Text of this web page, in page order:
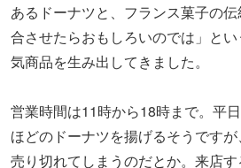
あるドーナツと、フランス菓子の
合させたらおもしろいのでは」と
気商品を生み出してきました。
営業時間は11時から18時まで。平
ほどのドーナツを揚げるそうです
売り切れてしまうのだとか。来店